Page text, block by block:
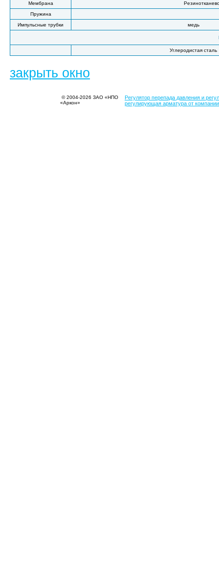
Мембрана
Пружина
Импульсные трубки
медь
Углеродистая сталь
закрыть окно
© 2004-2026 ЗАО «НПО
«Аркон»
Регулятор перепада давления и
регулирующая арматура от